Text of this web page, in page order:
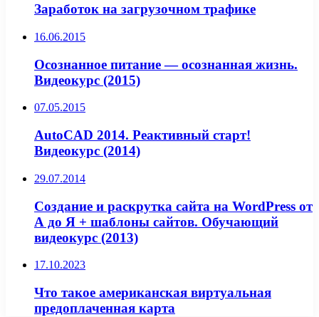
Заработок на загрузочном трафике
16.06.2015
Осознанное питание — осознанная жизнь.
Видеокурс (2015)
07.05.2015
AutoCAD 2014. Реактивный старт!
Видеокурс (2014)
29.07.2014
Создание и раскрутка сайта на WordPress от
А до Я + шаблоны сайтов. Обучающий
видеокурс (2013)
17.10.2023
Что такое американская виртуальная
предоплаченная карта